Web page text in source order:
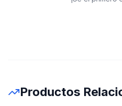
Productos